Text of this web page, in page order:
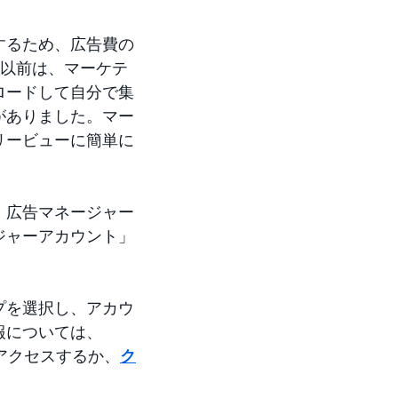
るため、広告費の
前は、マーケテ
ードして自分で集
りました。マー
ビューに簡単に
告マネージャー
ーアカウント」
選択し、アカウ
ついては、
クセスするか、 ク